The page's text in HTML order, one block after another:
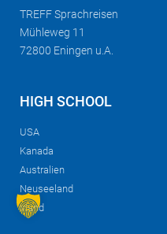
TREFFSprachreisen
Mühleweg 11
72800 Eningen u.A.
HIGH SCHOOL
USA
Kanada
Australien
Neuseeland
Irland